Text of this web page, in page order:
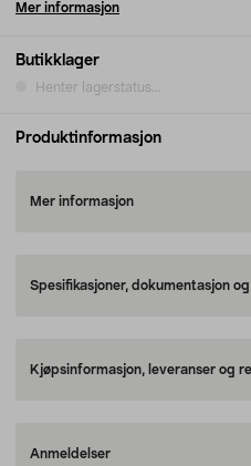
Butikklager
Henter lagerstatus...
Mer informasjon
Produktinformasjon
Mer informasjon
Spesifikasjoner, dokumentasjon
Kjøpsinformasjon, leveranser og
Anmeldelser